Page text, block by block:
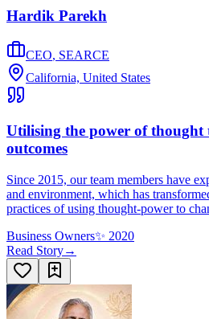
Hardik Parekh
CEO, SEARCE
California, United States
Utilising the power of thought
outcomes
Since 2015, our team members have
and environment, which has
practices of using thought-power to
Business Owners✨ 2020
Read Story→